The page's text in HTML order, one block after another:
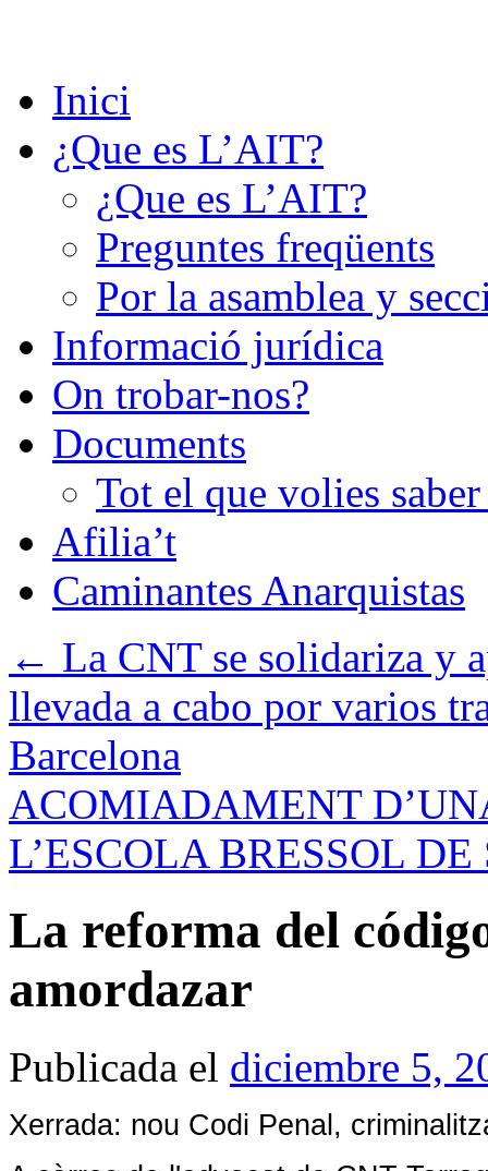
Inici
¿Que es L’AIT?
¿Que es L’AIT?
Preguntes freqüents
Por la asamblea y
Informació jurídica
On trobar-nos?
Documents
Tot el que volies
Afilia’t
Caminantes Anarquistas
← La CNT se solidariza y
llevada a cabo por varios
Barcelona
ACOMIADAMENT
L’ESCOLA BRESSOL
La reforma del
amordazar
Publicada el diciembre 5,
Xerrada: nou Codi Penal,